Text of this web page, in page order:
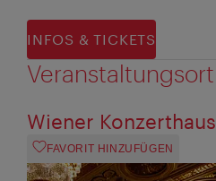
INFOS & TICKETS
Veranstaltungsort
Wiener Konzerthaus
FAVORIT HINZUFÜGEN